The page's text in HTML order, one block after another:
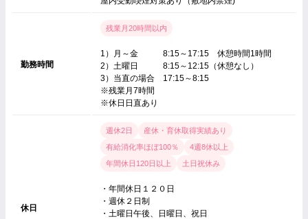
勤務時間
残業月20時間以内
1）月～金 8:15～17:15 休憩時間1時間
2）土曜日 8:15～12:15（休憩なし）
3）当直の場合 17:15～8:15
※残業月7時間
※休日日直あり
休日
週休2日
産休・育休取得実績あり
有給消化率ほぼ100％
4週8休以上
年間休日120日以上
土日祝休み
・年間休日１２０日
・週休２日制
・土曜日午後、日曜日、祝日